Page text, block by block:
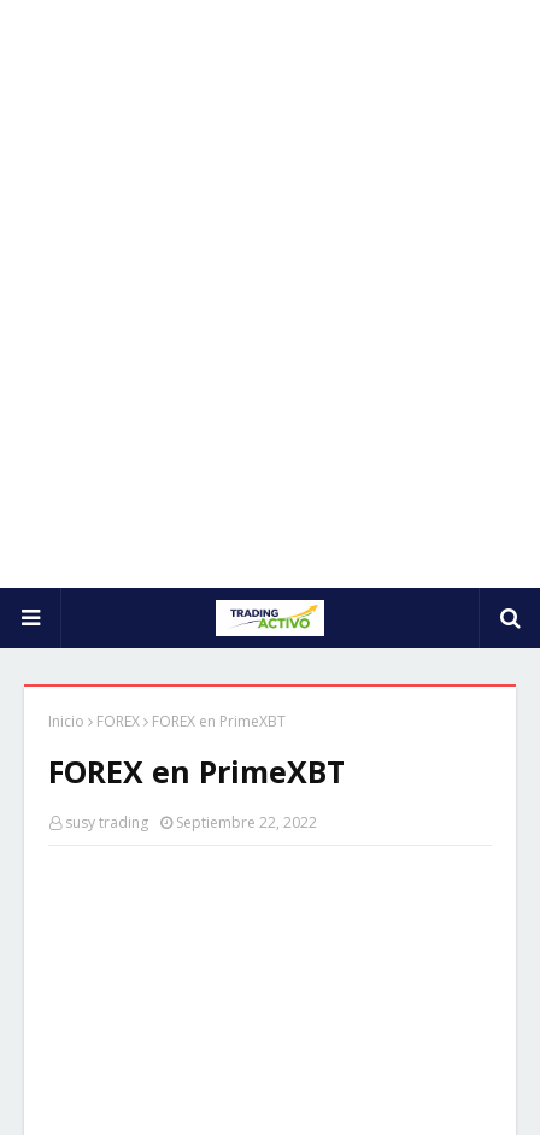
Inicio FOREX FOREX en PrimeXBT
FOREX en PrimeXBT
susy trading Septiembre 22, 2022